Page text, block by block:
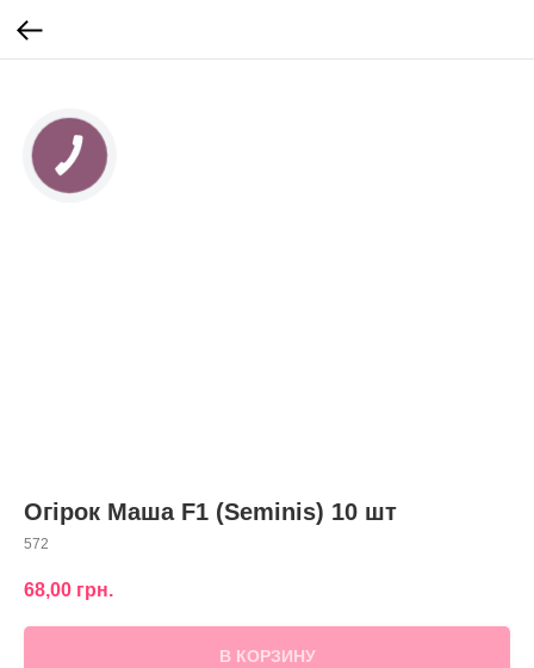
Огірок Маша F1 (Seminis) 10 шт
572
68,00 грн.
В КОРЗИНУ
КНОПКА
ЗВ'ЯЗКУ